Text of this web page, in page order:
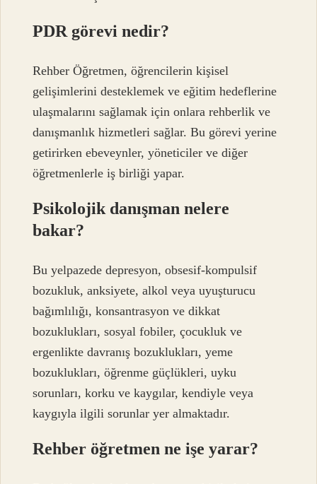
PDR görevi nedir?
Rehber Öğretmen, öğrencilerin kişisel
gelişimlerini desteklemek ve eğitim hedeflerine
ulaşmalarını sağlamak için onlara rehberlik ve
danışmanlık hizmetleri sağlar. Bu görevi yerine
getirirken ebeveynler, yöneticiler ve diğer
öğretmenlerle iş birliği yapar.
Psikolojik danışman nelere
bakar?
Bu yelpazede depresyon, obsesif-kompulsif
bozukluk, anksiyete, alkol veya uyuşturucu
bağımlılığı, konsantrasyon ve dikkat
bozuklukları, sosyal fobiler, çocukluk ve
ergenlikte davranış bozuklukları, yeme
bozuklukları, öğrenme güçlükleri, uyku
sorunları, korku ve kaygılar, kendiyle veya
kaygıyla ilgili sorunlar yer almaktadır.
Rehber öğretmen ne işe yarar?